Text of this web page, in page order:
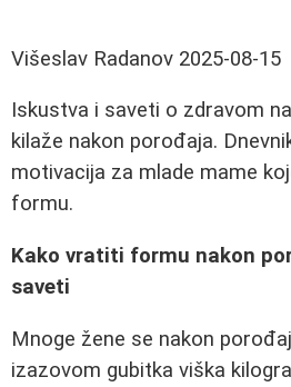
Višeslav Radanov 2025-08-15
Iskustva i saveti o zdravom
kilaže nakon porođaja.
motivacija za mlade mame
formu.
Kako vratiti formu nakon
saveti
Mnoge žene se nakon
izazovom gubitka viška